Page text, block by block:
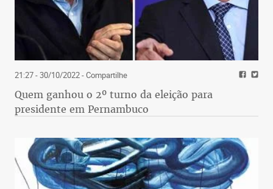
21:27 - 30/10/2022- Compartilhe
Quem ganhou o 2º turno da eleição para
presidente em Pernambuco